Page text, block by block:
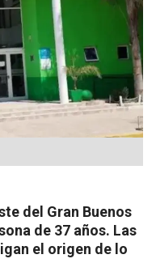
del Gran Buenos
de 37 años. Las
el origen de lo